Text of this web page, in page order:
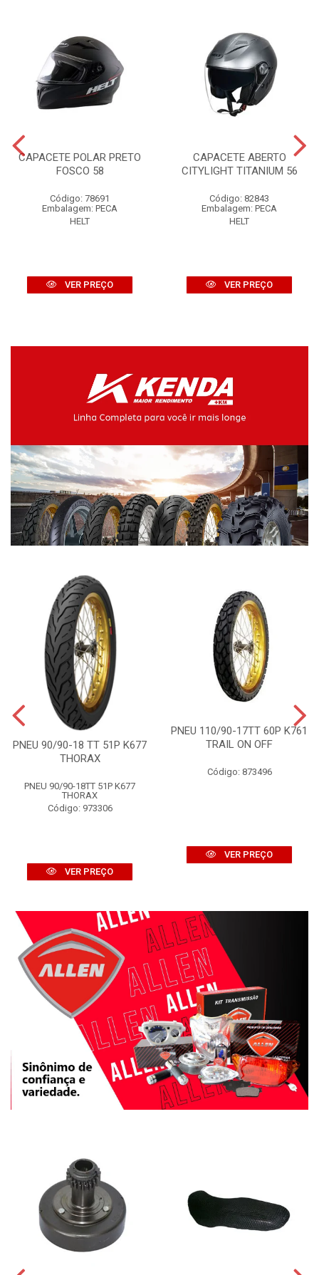
CAPACETE POLAR PRETO
FOSCO 58
Código: 78691
Embalagem: PECA
HELT
VER PREÇO
CAPACETE ABERTO
CITYLIGHT TITANIUM 56
Código: 82843
Embalagem: PECA
HELT
VER PREÇO
PNEU 90/90-18 TT 51P K677
THORAX
PNEU 90/90-18TT 51P K677
THORAX
Código: 973306
VER PREÇO
PNEU 110/90-17TT 60P K761
TRAIL ON OFF
Código: 873496
VER PREÇO